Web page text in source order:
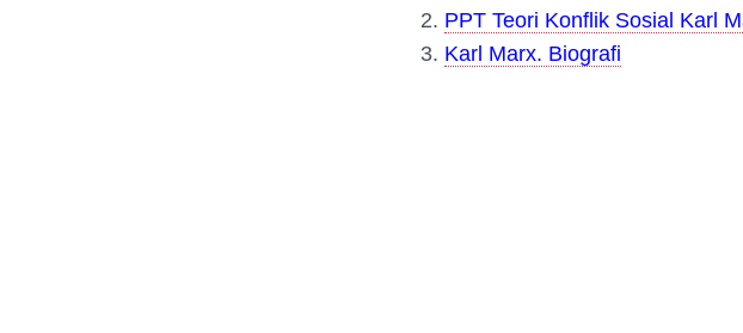
2. PPT Teori Konflik Sosial Karl
3. Karl Marx. Biografi